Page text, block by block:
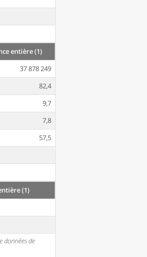
entière (1)
37 878 249
82,4
9,7
7,8
57,5
(1)
données de